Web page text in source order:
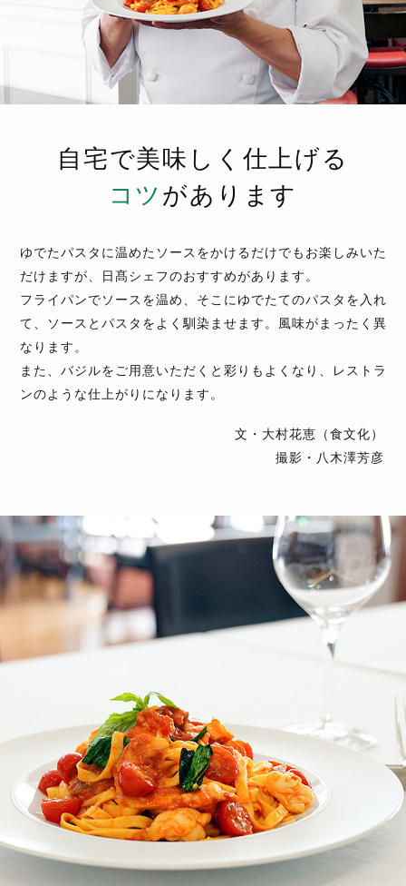
自宅で美味しく仕上げる
コツ があります
ゆでたパスタに温めたソースをかけるだけでもお楽しみいた
だけますが、日髙シェフのおすすめがあります。
フライパンでソースを温め、そこにゆでたてのパスタを入れ
て、ソースとパスタをよく馴染ませます。風味がまったく異
なります。
また、バジルをご用意いただくと彩りもよくなり、レストラ
ンのような仕上がりになります。
文・大村花恵（食文化）
撮影・八木澤芳彦